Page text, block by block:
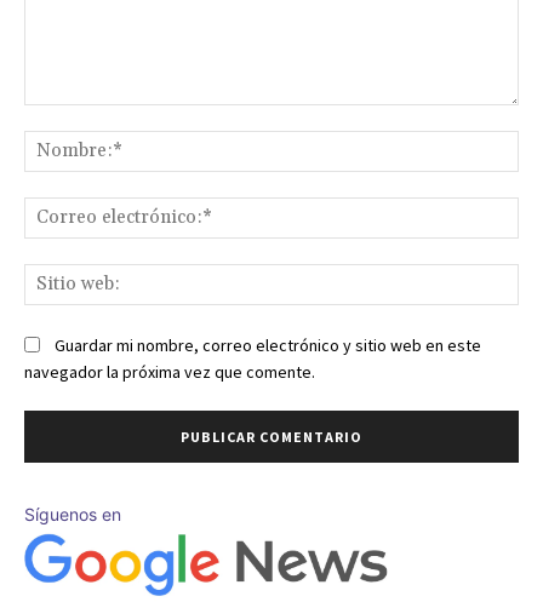
Guardar mi nombre, correo electrónico y sitio web en este
navegador la próxima vez que comente.
Síguenos en